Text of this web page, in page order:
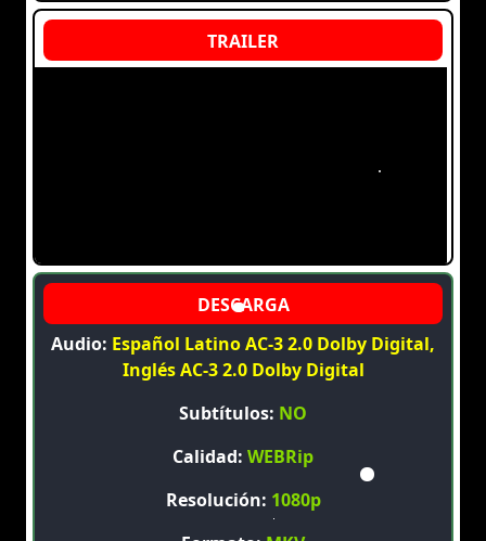
Audio: Español Latino AC-3 2.0 Dolby Digital,
Inglés AC-3 2.0 Dolby Digital
Subtítulos: NO
Calidad: WEBRip
Resolución: 1080p